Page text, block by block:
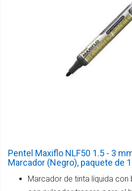
Pentel Maxiflo NLF50 1.5 - 3
Marcador (Negro), paquete de
Marcador de tinta líquida con